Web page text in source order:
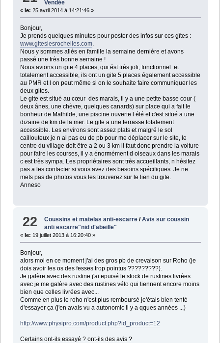
Vendée
« le: 25 avril 2014 à 14:21:46 »
Bonjour,
Je prends quelques minutes pour poster des infos sur ces gîtes :
www.giteslesrochelles.com.
Nous y sommes allés en famille la semaine dernière et avons
passé une très bonne semaine !
Nous avions un gite 4 places, qui ést très joli, fonctionnel et
totalement accessible, ils ont un gite 5 places également accessible
au PMR et l on peut même si on le souhaite faire communiquer les
deux gites.
Le gite est situé au cœur des marais, il y a une petite basse cour (
deux ânes, une chèvre, quelques canards) sur place qui a fait le
bonheur de Mathilde, une piscine ouverte l été et c'est situé a une
dizaine de km de la mer. Le gite a une terrasse totalement
accessible. Les environs sont assez plats et malgré le sol
caillouteux je n ai pas eu de pb pour me déplacer sur le site, le
centre du village doit être a 2 ou 3 km il faut donc prendre la voiture
pour faire les courses, il y a énormément d oiseaux dans les marais
c est très sympa. Les propriétaires sont très accueillants, n hésitez
pas a les contacter si vous avez des besoins spécifiques. Je ne
mets pas de photos vous les trouverez sur le lien du gite.
Anneso
22 Coussins et matelas anti-escarre /Avis sur coussin
anti escarre"nid d'abeille"
« le: 19 juillet 2013 à 16:20:40 »
Bonjour,
alors moi en ce moment j'ai des gros pb de crevaison sur Roho (je
dois avoir les os des fesses trop pointus ?????????).
Je galère avec des rustine j'ai epuisé le stock de rustines livrées
avec je me galère avec des rustines vélo qui tiennent encore moins
bien que celles livrées avec...
Comme en plus le roho n'est plus remboursé je'étais bien tenté
d'essayer ça (j'en avais vu a autonomic il y a qques années ...)
http://www.physipro.com/product.php?id_product=12
Certains ont-ils essayé ? ont-ils des avis ?